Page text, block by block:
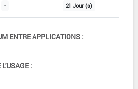
- 21 Jour (s)
ENTRE APPLICATIONS :
L'USAGE :